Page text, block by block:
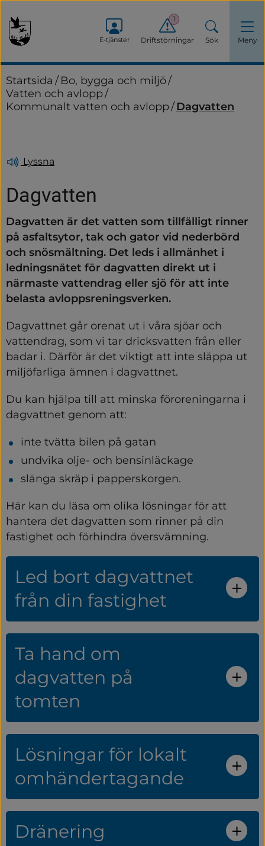
E-tjänster Driftstörningar
1
Sök Meny
Startsida / Bo, bygga och miljö/
Vatten och avlopp/
Kommunalt vatten och avlopp/Dagvatten
Lyssna
Dagvatten
Dagvatten är det vatten som tillfälligt rinner
på asfaltsytor, tak och gator vid nederbörd
och snösmältning. Det leds i allmänhet i
ledningsnätet för dagvatten direkt ut i
närmaste vattendrag eller sjö för att inte
belasta avloppsreningsverken.
Dagvattnet går orenat ut i våra sjöar och
vattendrag, som vi tar dricksvatten från eller
badar i. Därför är det viktigt att inte släppa ut
miljöfarliga ämnen i dagvattnet.
Du kan hjälpa till att minska föroreningarna i
dagvattnet genom att:
inte tvätta bilen på gatan
undvika olje- och bensinläckage
slänga skräp i papperskorgen.
Här kan du läsa om olika lösningar för att
hantera det dagvatten som rinner på din
fastighet och förhindra översvämning.
Led bort dagvattnet
från din fastighet
Ta hand om
dagvatten på
tomten
Lösningar för lokalt
omhändertagande
Dränering